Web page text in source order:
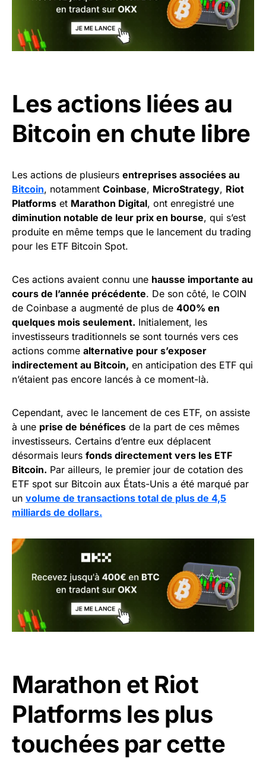
Les actions liées au
Bitcoin en chute libre
Les actions de plusieurs entreprises associées au
Bitcoin, notamment Coinbase, MicroStrategy, Riot
Platforms et Marathon Digital, ont enregistré une
diminution notable de leur prix en bourse, qui s’est
produite en même temps que le lancement du trading
pour les ETF Bitcoin Spot.
Ces actions avaient connu une hausse importante au
cours de l’année précédente. De son côté, le COIN
de Coinbase a augmenté de plus de 400% en
quelques mois seulement. Initialement, les
investisseurs traditionnels se sont tournés vers ces
actions comme alternative pour s’exposer
indirectement au Bitcoin, en anticipation des ETF qui
n’étaient pas encore lancés à ce moment-là.
Cependant, avec le lancement de ces ETF, on assiste
à une prise de bénéfices de la part de ces mêmes
investisseurs. Certains d’entre eux déplacent
désormais leurs fonds directement vers les ETF
Bitcoin. Par ailleurs, le premier jour de cotation des
ETF spot sur Bitcoin aux États-Unis a été marqué par
un volume de transactions total de plus de 4,5
milliards de dollars.
Marathon et Riot
Platforms les plus
touchées par cette